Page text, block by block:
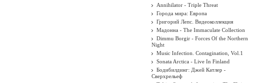
Annihilator - Triple Threat
Города мира: Европа
Григорий Лепс. Видеоколлекция
Мадонна - The Immaculate Collection
Dimmu Borgir - Forces Of the Northern
Night
Music Infection. Contagination, Vol.1
Sonata Arctica - Live In Finland
Бодибилдинг: Джей Катлер -
Сверхрельеф